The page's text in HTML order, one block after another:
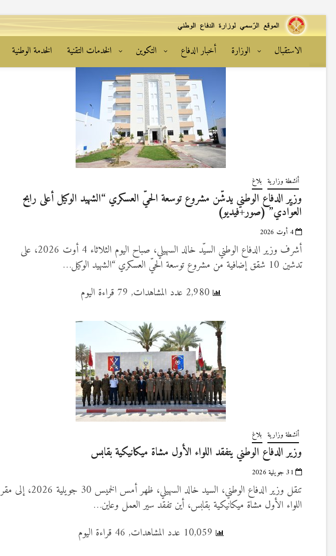
الاستقبال
الوزارة أخبار الدفاع التكوين الخدمات التقنية الخدمة الوطنية
أنشطة وزارية بلاغ
وزير الدفاع الوطني يدشّن مشروع توسعة الحيّ العسكري “الشهيد الوكيل أعلى رابح
العوّادي” (صور+فيديو)
4 أوت 2026
أشرف وزير الدفاع الوطني السيّد خالد السهيلي، صباح اليوم الثلاثاء 4 أوت 2026، على
تدشين 10 شقق إضافية من مشروع توسعة الحيّ العسكري “الشهيد الوكيل…
2,980 عدد المشاهدات, 79 قراءة اليوم
أنشطة وزارية بلاغ
وزير الدفاع الوطني يتفقد اللواء الأول مشاة ميكانيكية بقابس
31 جويلية 2026
تنقل وزير الدفاع الوطني، السيد خالد السهيلي، ظهر أمس الخميس 30 جويلية 2026، إلى مقر
اللواء الأول مشاة ميكانيكية بقابس، أين تفقد سير العمل وعاين…